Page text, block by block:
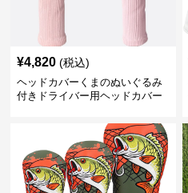
¥4,820 (税込)
ヘッドカバーくまのぬいぐるみ
付きドライバー用ヘッドカバー